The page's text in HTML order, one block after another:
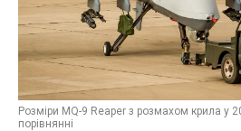
Розміри MQ-9 Reaper з розмахом крила у
порівнянні